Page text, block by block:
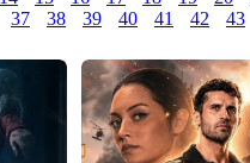
37 38 39 40 41 42 43